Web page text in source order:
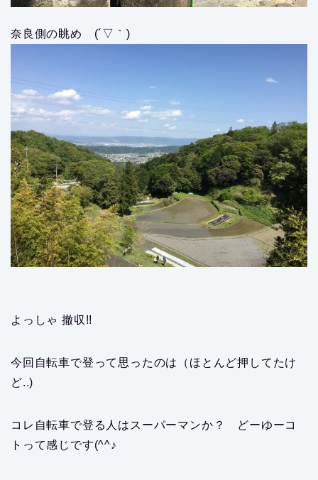
奈良側の眺め (´▽｀)
よっしゃ 撤収!!
今回自転車で登って思ったのは（ほとんど押してたけ
ど..)
コレ自転車で登る人はスーパーマンか？ どーゆーコ
トって感じです(^^♪